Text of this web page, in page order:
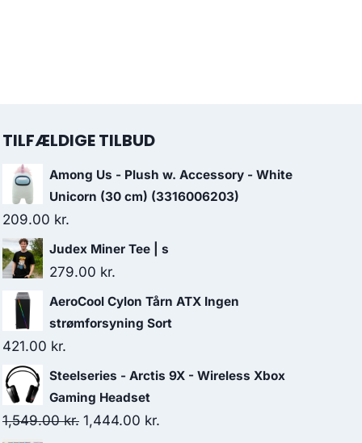
TILFÆLDIGE TILBUD
Among Us - Plush w. Accessory - White
Unicorn (30 cm) (3316006203)
209.00 kr.
Judex Miner Tee | s
279.00 kr.
AeroCool Cylon Tårn ATX Ingen
strømforsyning Sort
421.00 kr.
Steelseries - Arctis 9X - Wireless Xbox
Gaming Headset
1,549.00kr. Original
1,444.00 kr.